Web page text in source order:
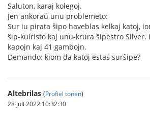
Saluton, karaj kolegoj.
Jen ankoraŭ unu problemeto:
Sur iu pirata ŝipo haveblas kelkaj katoj,
ŝip-kuiristo kaj unu-krura ŝipestro Silver.
kapojn kaj 41 gambojn.
Demando: kiom da katoj estas surŝipe?
Altebrilas (Profiel tonen)
28 juli 2022 10:32:30